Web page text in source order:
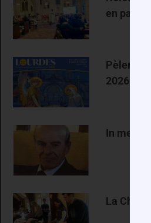
en
2026
In
La